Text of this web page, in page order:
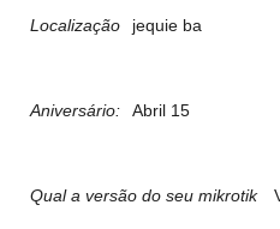
Localização jequie ba
Aniversário: Abril 15
Qual a versão do seu mikrotik